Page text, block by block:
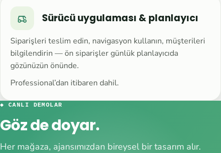
Sürücü uygulaması & planlayıcı
Siparişleri teslim edin, navigasyon kullanın, müşterileri
bilgilendirin — ön siparişler günlük planlayıcıda
gözünüzün önünde.
Professional’dan itibaren dahil.
◆ CANLI DEMOLAR
Göz de doyar.
Her mağaza, ajansımızdan bireysel bir tasarım alır.